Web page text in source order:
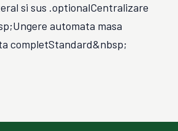
si sus .optionalCentralizare
automata masa
completStandard&nbsp;